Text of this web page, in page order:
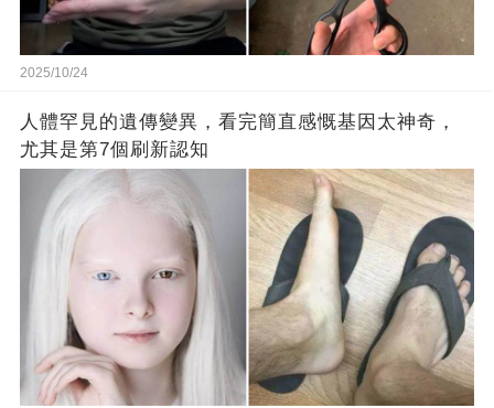
2025/10/24
人體罕見的遺傳變異，看完簡直感慨基因太神奇，
尤其是第7個刷新認知